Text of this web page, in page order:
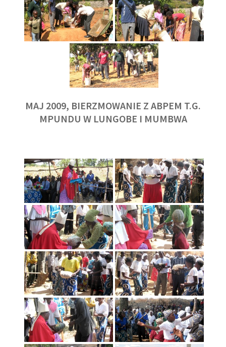
MAJ 2009, BIERZMOWANIE Z ABPEM T.G.
MPUNDU W LUNGOBE I MUMBWA